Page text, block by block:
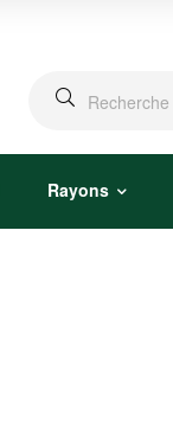
Recherche
Rayons